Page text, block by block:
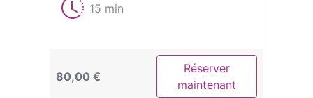
15 min
80,00 €
Réserver
maintenant